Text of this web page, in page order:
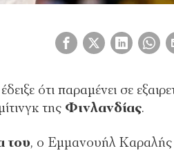
έδειξε ότι παραμένει σε
της Φινλανδίας.
του, ο Εμμανουήλ Καραλής